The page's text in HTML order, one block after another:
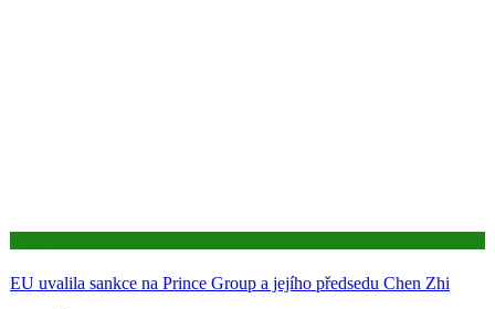
EU uvalila sankce na Prince Group a jejího předsedu Chen Zhi